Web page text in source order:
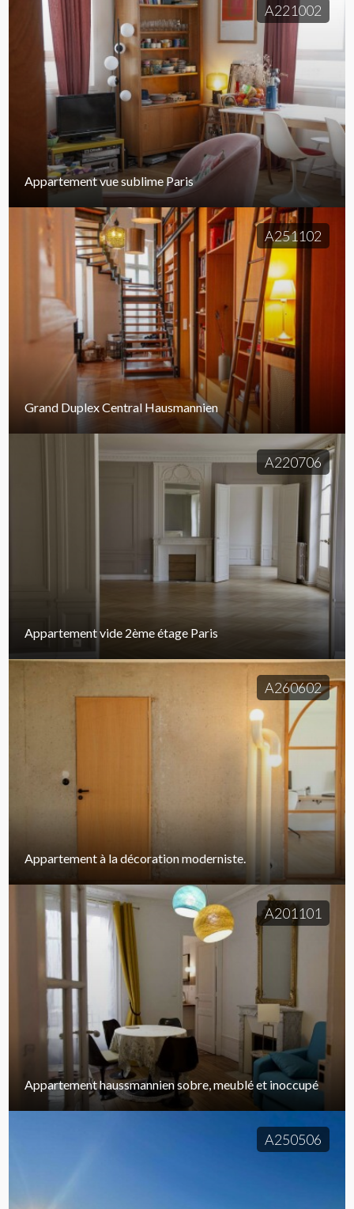
A221002
Appartement vue sublime Paris
A251102
Grand Duplex Central Hausmannien
A220706
Appartement vide 2ème étage Paris
A260602
Appartement à la décoration moderniste.
A201101
Appartement haussmannien sobre, meublé et inoccupé
A250506